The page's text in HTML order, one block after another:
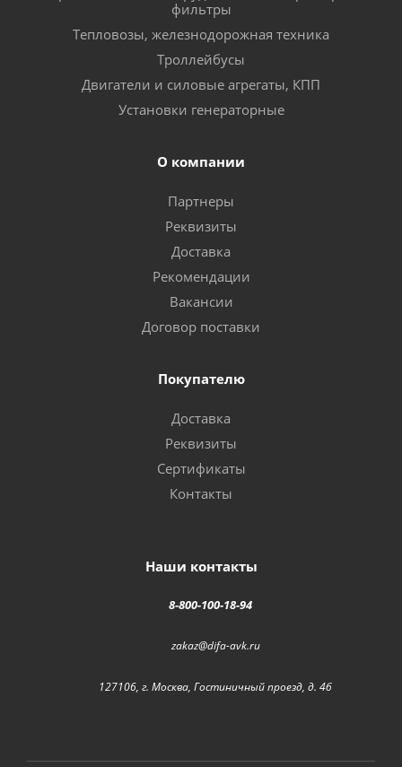
фильтры
Тепловозы, железнодорожная техника
Троллейбусы
Двигатели и силовые агрегаты, КПП
Установки генераторные
О компании
Партнеры
Реквизиты
Доставка
Рекомендации
Вакансии
Договор поставки
Покупателю
Доставка
Реквизиты
Сертификаты
Контакты
Наши контакты
8-800-100-18-94
zakaz@difa-avk.ru
127106, г. Москва, Гостиничный проезд, д. 4б